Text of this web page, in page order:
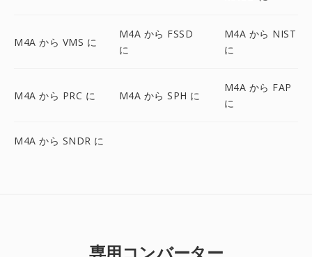
M4A から VMS に
M4A から FSSD
に
M4A から NIST
に
M4A から PRC に M4A から SPH に
M4A から FAP
に
M4A から SNDR に